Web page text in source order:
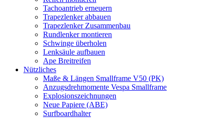
Tachoantrieb erneuern
Trapezlenker abbauen
Trapezlenker Zusammenbau
Rundlenker montieren
Schwinge überholen
Lenksäule aufbauen
Ape Breitreifen
Nützliches
Maße & Längen Smallframe V50 (PK)
Anzugsdrehmomente Vespa Smallframe
Explosionszeichnungen
Neue Papiere (ABE)
Surfboardhalter